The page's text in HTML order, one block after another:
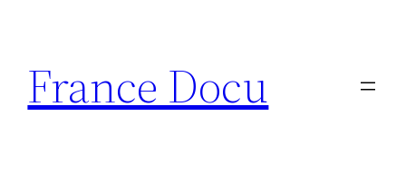
contenu
France Docu